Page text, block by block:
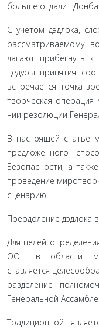
больше от­далит
С учетом дэдлока,
рассматриваемому
лагают прибегнуть
цедуры принятия
встречается точка
творческая
нии резолюции
В настоящей статье
предложенного
Безопасности, а
проведение
сценарию.
Преодоление дэдлока
Для целей
ООН в области
ставляется
разделение
Генеральной
Традиционной